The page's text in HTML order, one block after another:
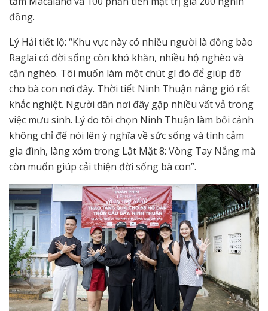
đồng.
Lý Hải tiết lộ: “Khu vực này có nhiều người là đồng bào
Raglai có đời sống còn khó khăn, nhiều hộ nghèo và
cận nghèo. Tôi muốn làm một chút gì đó để giúp đỡ
cho bà con nơi đây. Thời tiết Ninh Thuận nắng gió rất
khắc nghiệt. Người dân nơi đây gặp nhiều vất vả trong
việc mưu sinh. Lý do tôi chọn Ninh Thuận làm bối cảnh
không chỉ để nói lên ý nghĩa về sức sống và tình cảm
gia đình, làng xóm trong Lật Mặt 8: Vòng Tay Nắng mà
còn muốn giúp cải thiện đời sống bà con”.